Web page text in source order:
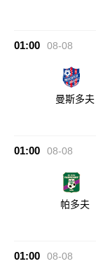
01:00 08-08
曼斯多夫
01:00 08-08
帕多夫
01:00 08-08